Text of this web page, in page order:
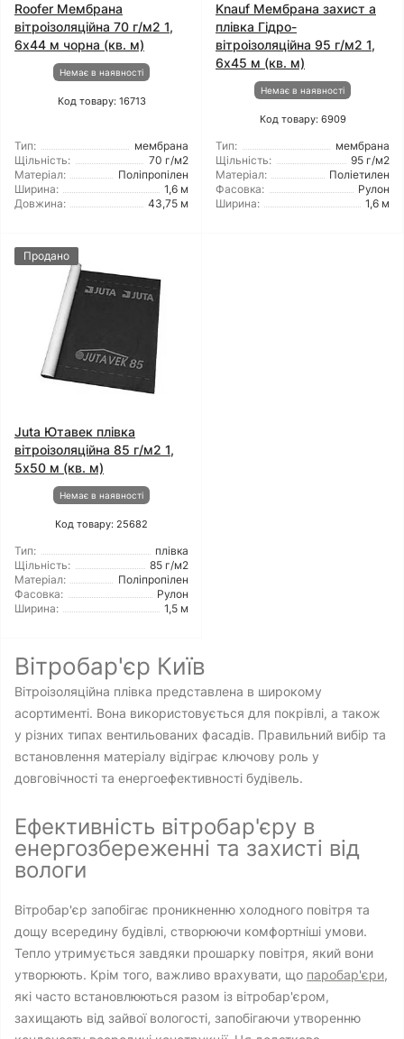
Roofer Мембрана
вітроізоляційна 70 г/м2 1,
6x44 м чорна (кв. м)
Немає в наявності
Код товару: 16713
Тип:
мембрана
Щільність:
70 г/м2
Матеріал:
Поліпропілен
Ширина:
1,6 м
Довжина:
43,75 м
Knauf Мембрана захист а
плівка Гідро-
вітроізоляційна 95 г/м2 1,
6x45 м (кв. м)
Немає в наявності
Код товару: 6909
Тип:
мембрана
Щільність:
95 г/м2
Матеріал:
Поліетилен
Фасовка:
Рулон
Ширина:
1,6 м
Продано
Juta Ютавек плівка
вітроізоляційна 85 г/м2 1,
5x50 м (кв. м)
Немає в наявності
Код товару: 25682
Тип:
плівка
Щільність:
85 г/м2
Матеріал:
Поліпропілен
Фасовка:
Рулон
Ширина:
1,5 м
Вітробар'єр Київ
Вітроізоляційна плівка представлена ​​в широкому
асортименті. Вона використовується для покрівлі, а також
у різних типах вентильованих фасадів. Правильний вибір та
встановлення матеріалу відіграє ключову роль у
довговічності та енергоефективності будівель.
Ефективність вітробар'єру в
енергозбереженні та захисті від
вологи
Вітробар'єр запобігає проникненню холодного повітря та
дощу всередину будівлі, створюючи комфортніші умови.
Тепло утримується завдяки прошарку повітря, який вони
утворюють. Крім того, важливо врахувати, що паробар'єри,
які часто встановлюються разом із вітробар'єром,
захищають від зайвої вологості, запобігаючи утворенню